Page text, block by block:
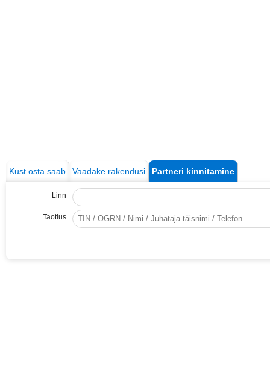
Kust osta saab Vaadake rakendusi Partneri kinnitamine
Linn
Taotlus